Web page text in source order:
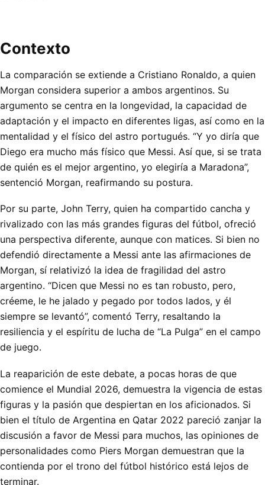
Contexto
La comparación se extiende a Cristiano Ronaldo, a quien
Morgan considera superior a ambos argentinos. Su
argumento se centra en la longevidad, la capacidad de
adaptación y el impacto en diferentes ligas, así como en la
mentalidad y el físico del astro portugués. “Y yo diría que
Diego era mucho más físico que Messi. Así que, si se trata
de quién es el mejor argentino, yo elegiría a Maradona”,
sentenció Morgan, reafirmando su postura.
Por su parte, John Terry, quien ha compartido cancha y
rivalizado con las más grandes figuras del fútbol, ofreció
una perspectiva diferente, aunque con matices. Si bien no
defendió directamente a Messi ante las afirmaciones de
Morgan, sí relativizó la idea de fragilidad del astro
argentino. “Dicen que Messi no es tan robusto, pero,
créeme, le he jalado y pegado por todos lados, y él
siempre se levantó”, comentó Terry, resaltando la
resiliencia y el espíritu de lucha de “La Pulga” en el campo
de juego.
La reaparición de este debate, a pocas horas de que
comience el Mundial 2026, demuestra la vigencia de estas
figuras y la pasión que despiertan en los aficionados. Si
bien el título de Argentina en Qatar 2022 pareció zanjar la
discusión a favor de Messi para muchos, las opiniones de
personalidades como Piers Morgan demuestran que la
contienda por el trono del fútbol histórico está lejos de
terminar.